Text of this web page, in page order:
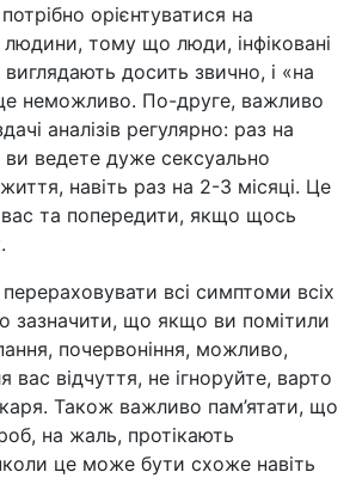
орієнтуватися на
людини, тому що люди, інфіковані
досить звично, і «на
неможливо. По-друге, важливо
аналізів регулярно: раз на
ведете дуже сексуально
навіть раз на 2-3 місяці. Це
та попередити, якщо щось
всі симптоми всіх
зазначити, що якщо ви помітили
почервоніння, можливо,
вас відчуття, не ігноруйте, варто
Також важливо пам’ятати, що
на жаль, протікають
це може бути схоже навіть